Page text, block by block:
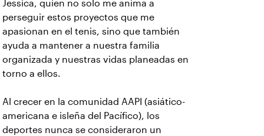
Jessica, quien no solo me anima a
perseguir estos proyectos que me
apasionan en el tenis, sino que también
ayuda a mantener a nuestra familia
organizada y nuestras vidas planeadas en
torno a ellos.
Al crecer en la comunidad AAPI (asiático-
americana e isleña del Pacífico), los
deportes nunca se consideraron un